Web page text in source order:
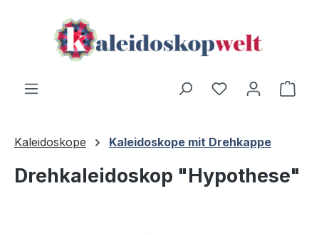
Zum Hauptinhalt springen
Du hast 0
Kaleidoskope Kaleidoskope mit Drehkappe
Drehkaleidoskop "Hypothese"